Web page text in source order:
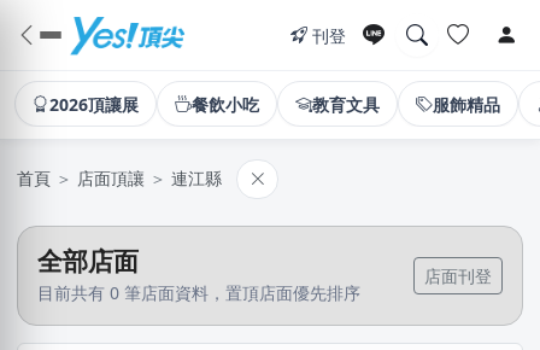
刊登
2026頂讓展 餐飲小吃 教育文具 服飾精品
首頁 ＞ 店面頂讓 ＞ 連江縣
全部店面
目前共有 0 筆店面資料，置頂店面優先排序
店面刊登